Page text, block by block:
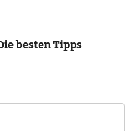
besten Tipps